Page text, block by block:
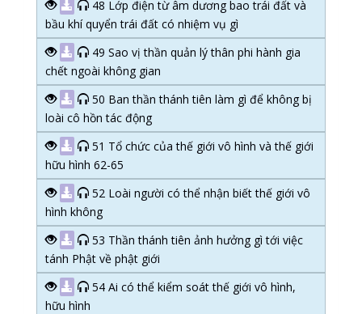
48 Lớp điện từ âm dương bao trái đất và
bầu khí quyển trái đất có nhiệm vụ gì
49 Sao vị thần quản lý thân phi hành gia
chết ngoài không gian
50 Ban thần thánh tiên làm gì để không bị
loài cô hồn tác động
51 Tổ chức của thế giới vô hình và thế giới
hữu hình 62-65
52 Loài người có thể nhận biết thế giới vô
hình không
53 Thần thánh tiên ảnh hưởng gì tới việc
tánh Phật về phật giới
54 Ai có thể kiểm soát thế giới vô hình,
hữu hình